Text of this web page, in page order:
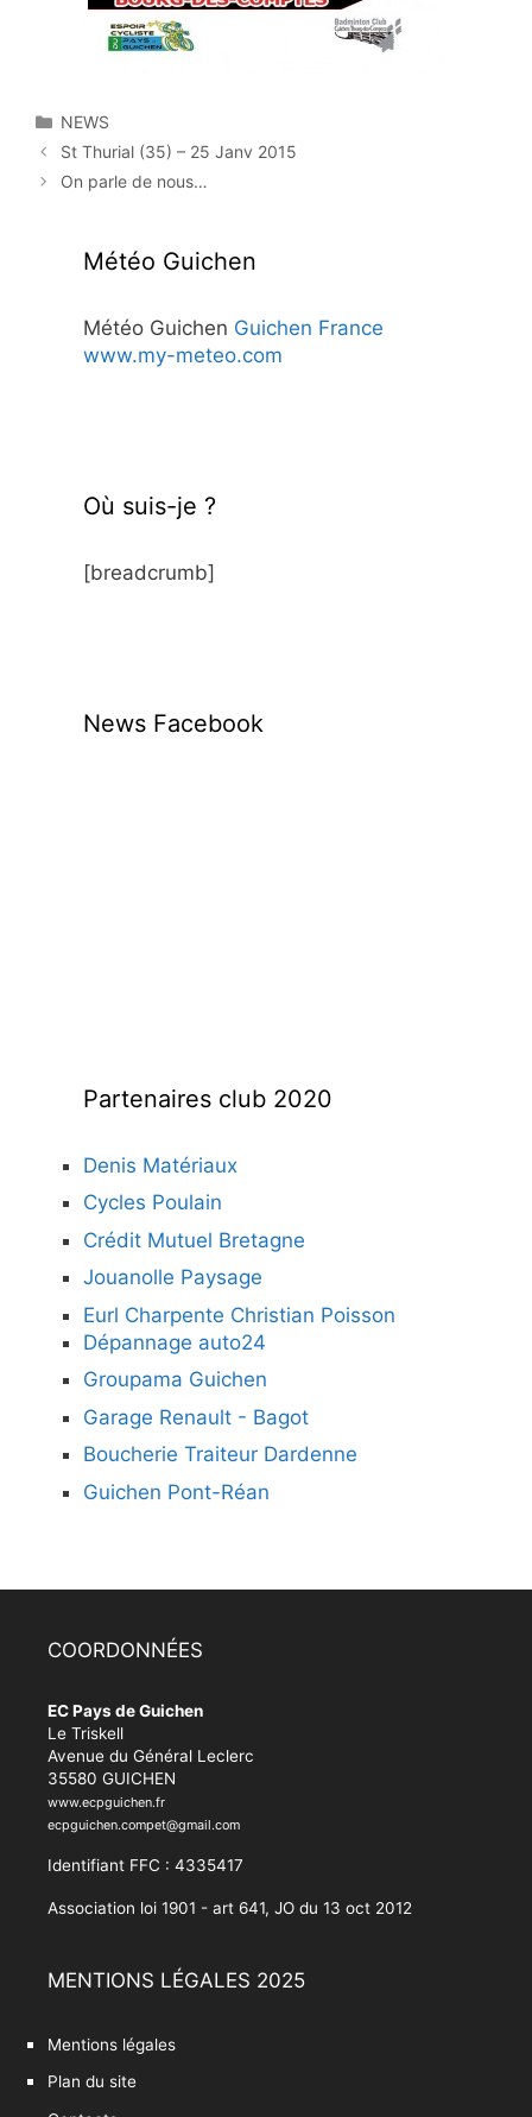
Catégories
NEWS
St Thurial (35) – 25 Janv 2015
On parle de nous…
Météo Guichen
Météo Guichen Guichen France
www.my-meteo.com
Où suis-je ?
[breadcrumb]
News Facebook
Partenaires club 2020
Denis Matériaux
Cycles Poulain
Crédit Mutuel Bretagne
Jouanolle Paysage
Eurl Charpente Christian Poisson
Dépannage auto24
Groupama Guichen
Garage Renault - Bagot
Boucherie Traiteur Dardenne
Guichen Pont-Réan
COORDONNÉES
EC Pays de Guichen
Le Triskell
Avenue du Général Leclerc
35580 GUICHEN
www.ecpguichen.fr
ecpguichen.compet@gmail.com
Identifiant FFC : 4335417
Association loi 1901 - art 641, JO du 13 oct 2012
MENTIONS LÉGALES 2025
Mentions légales
Plan du site